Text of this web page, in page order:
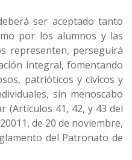
ser aceptado tanto
por los alumnos y las
representen, perseguirá
integral, fomentando
patrióticos y cívicos y
sin menoscabo
(Artículos 41, 42, y 43 del
de 20 de noviembre,
del Patronato de